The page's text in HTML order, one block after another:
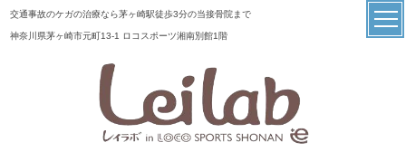
交通事故のケガの治療なら茅ヶ崎駅徒歩3分の当接骨院まで
神奈川県茅ヶ崎市元町13-1 ロコスポーツ湘南別館1階